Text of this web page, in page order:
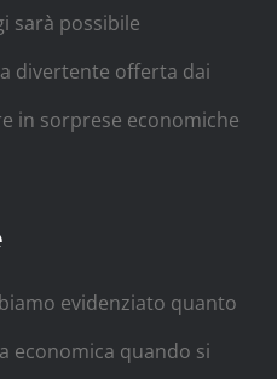
sarà possibile
divertente offerta dai
in sorprese economiche
evidenziato quanto
economica quando si